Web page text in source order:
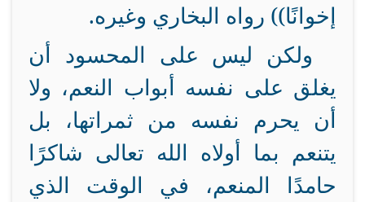
إخوانًا)) رواه البخاري وغيره.
ولكن ليس على المحسود أن
يغلق على نفسه أبواب النعم، ولا
أن يحرم نفسه من ثمراتها، بل
يتنعم بما أولاه الله تعالى شاكرًا
حامدًا المنعم، في الوقت الذي